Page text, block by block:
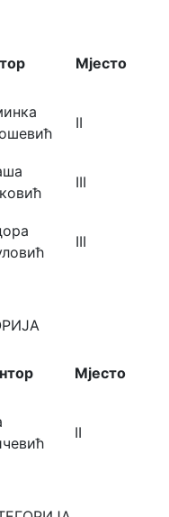
Мјесто
II
III
III
Мјесто
II